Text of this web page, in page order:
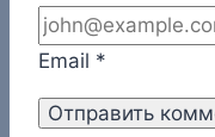
Email *